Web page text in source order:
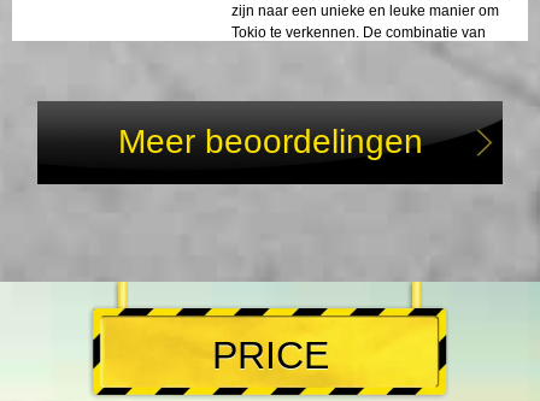
zijn naar een unieke en leuke manier om
Tokio te verkennen. De combinatie van
maakte dit een onvergetelijke ervaring. We
iedereen die op zoek is naar een unieke en
spannende avontuur in Tokio. Cruisen door
de stad met vrienden en familie op go-karts
groepsactiviteit in Tokio.
Meer beoordelingen
PRICE